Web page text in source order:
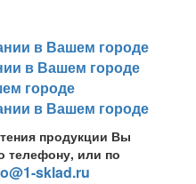
продукции Вы
телефону, или по
sklad.ru